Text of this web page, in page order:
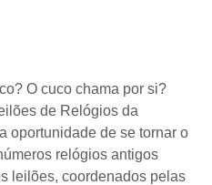
O cuco chama por si?
de Relógios da
oportunidade de se tornar o
relógios antigos
leilões, coordenados pelas